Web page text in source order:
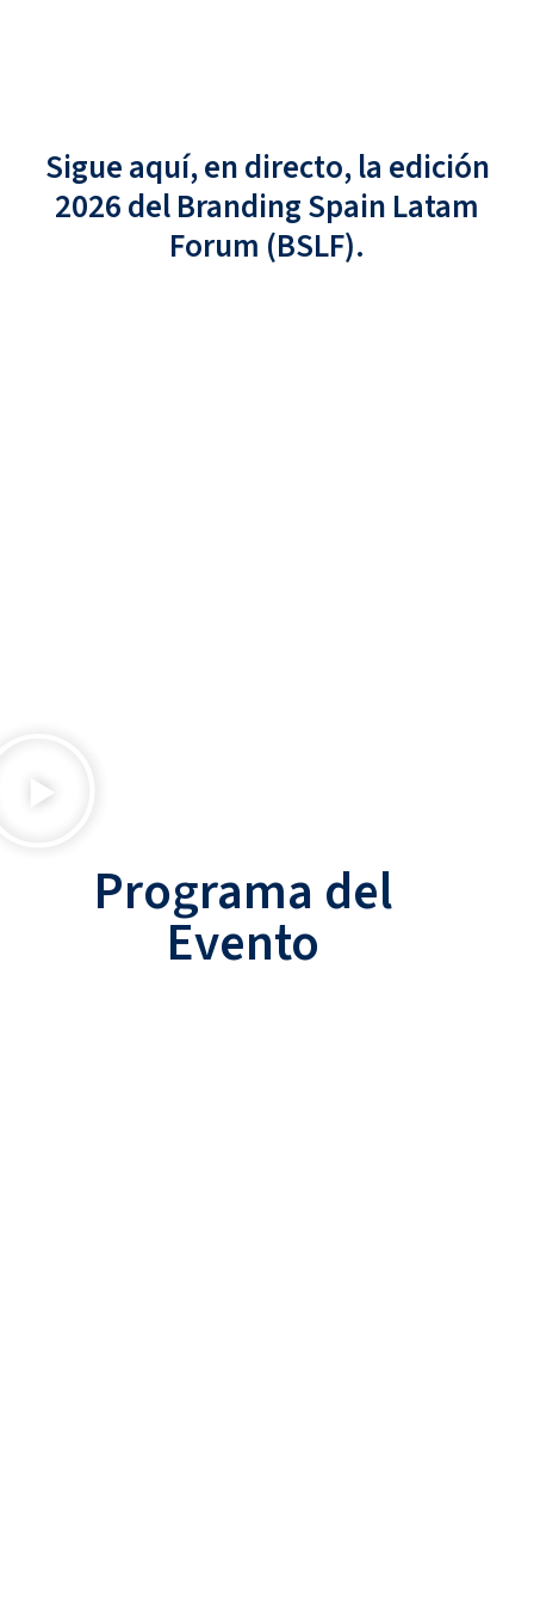
Sigue aquí, en directo, la edición
2026 del Branding Spain Latam
Forum (BSLF).
Programa del
Evento